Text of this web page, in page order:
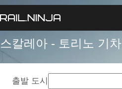
스칼레아 - 토리노 기차
출발 도시